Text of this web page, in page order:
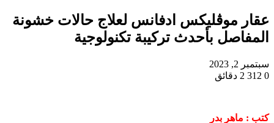
عقار موڤليكس ادفانس لعلاج حالات خشونة
المفاصل بأحدث تركيبة تكنولوجية
سبتمبر 2, 2023
0
2 دقائق
كتب : ماهر بدر